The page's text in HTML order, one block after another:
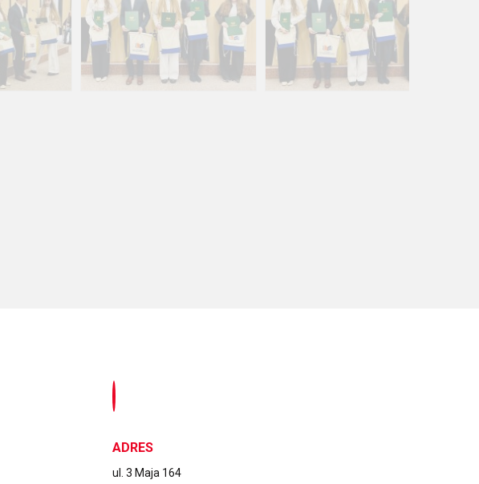
ADRES
ul. 3 Maja 164